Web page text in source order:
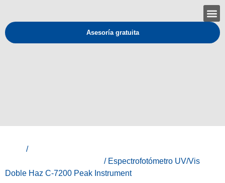
Asesoría gratuita
/
/ Espectrofotómetro UV/Vis
Doble Haz C-7200 Peak Instrument